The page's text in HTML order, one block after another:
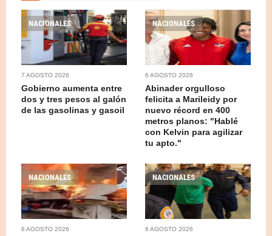
NACIONALES
7 AGOSTO 2026
Gobierno aumenta entre
dos y tres pesos al galón
de las gasolinas y gasoil
NACIONALES
6 AGOSTO 2026
Abinader orgulloso
felicita a Marileidy por
nuevo récord en 400
metros planos: "Hablé
con Kelvin para agilizar
tu apto."
NACIONALES
6 AGOSTO 2026
NACIONALES
6 AGOSTO 2026